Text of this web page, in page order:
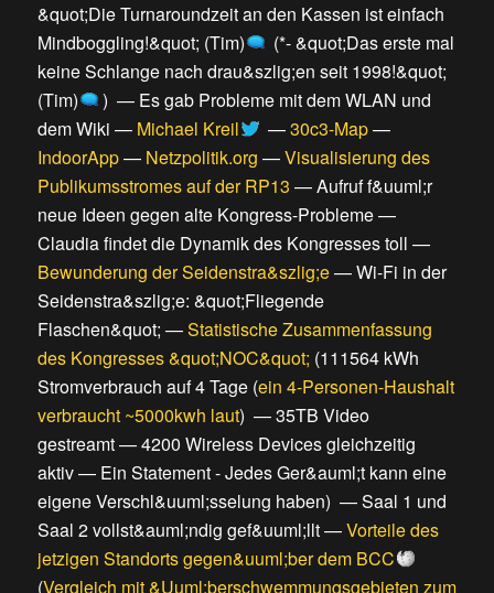
&quot;Die Turnaroundzeit an den Kassen ist einfach
Mindboggling!&quot; (Tim)
(*- &quot;Das erste mal
keine Schlange nach drau&szlig;en seit 1998!&quot;
(Tim)
) — Es gab Probleme mit dem WLAN und
dem Wiki — Michael Kreil —30c3-Map—
IndoorApp— Netzpolitik.org —Visualisierung des
Publikumsstromes auf der RP13 —Aufruf f&uuml;r
neue Ideen gegen alte Kongress-Probleme—
Claudia findet die Dynamik des Kongresses toll —
Bewunderung der Seidenstra&szlig;e—Wi-Fi in der
Seidenstra&szlig;e: &quot;Fliegende
Flaschen&quot; —Statistische Zusammenfassung
des Kongresses &quot;NOC&quot; (111564 kWh
Stromverbrauch auf 4 Tage(ein 4-Personen-Haushalt
verbraucht ~5000kwh laut) —35TB Video
gestreamt—4200 Wireless Devices gleichzeitig
aktiv— Ein Statement - Jedes Ger&auml;t kann eine
eigene Verschl&uuml;sselung haben) —Saal 1 und
Saal 2 vollst&auml;ndig gef&uuml;llt—Vorteile des
jetzigen Standorts gegen&uuml;ber dem BCC
(Vergleich mit &Uuml;berschwemmungsgebieten zum